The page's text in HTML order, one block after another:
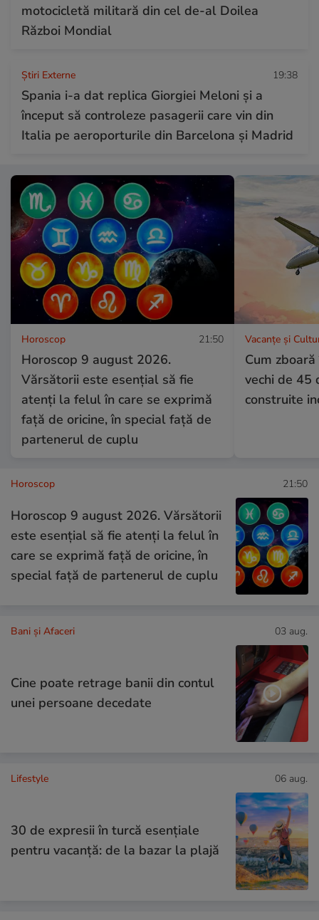
motocicletă militară din cel de-al Doilea
Război Mondial
Știri Externe 19:38
Spania i-a dat replica Giorgiei Meloni și a
început să controleze pasagerii care vin din
Italia pe aeroporturile din Barcelona și Madrid
Horoscop 21:50
Horoscop 9 august 2026.
Vărsătorii este esențial să fie
atenți la felul în care se exprimă
față de oricine, în special față de
partenerul de cuplu
Vacanțe și
Cum
vechi de 45
construite
Horoscop 21:50
Horoscop 9 august 2026. Vărsătorii
este esențial să fie atenți la felul în
care se exprimă față de oricine, în
special față de partenerul de cuplu
Bani și Afaceri 03 aug.
Cine poate retrage banii din contul
unei persoane decedate
Lifestyle 06 aug.
30 de expresii în turcă esențiale
pentru vacanță: de la bazar la plajă